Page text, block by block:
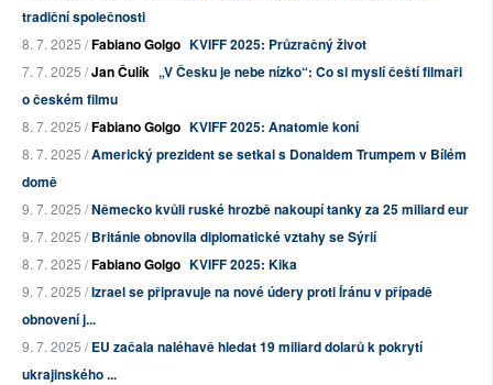
tradiční společnosti
8. 7. 2025 /Fabiano Golgo KVIFF 2025: Průzračný život
7. 7. 2025 /Jan Čulík „V Česku je nebe nízko“: Co si myslí čeští filmaři
o českém filmu
8. 7. 2025 /Fabiano Golgo KVIFF 2025: Anatomie koní
8. 7. 2025 /Americký prezident se setkal s Donaldem Trumpem v Bílém
domě
9. 7. 2025 /Německo kvůli ruské hrozbě nakoupí tanky za 25 miliard eur
9. 7. 2025 /Británie obnovila diplomatické vztahy se Sýrií
8. 7. 2025 /Fabiano Golgo KVIFF 2025: Kika
9. 7. 2025 /Izrael se připravuje na nové údery proti Íránu v případě
obnovení j...
9. 7. 2025 /EU začala naléhavě hledat 19 miliard dolarů k pokrytí
ukrajinského ...